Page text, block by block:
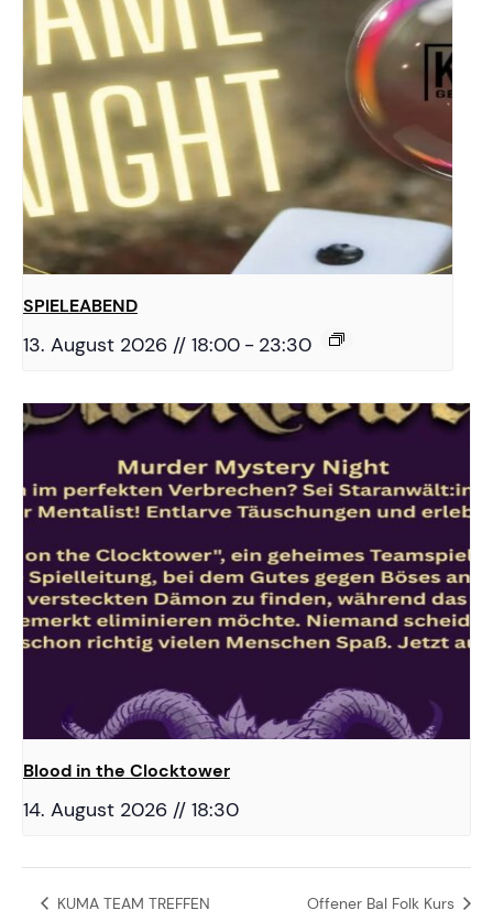
SPIELEABEND
13. August 2026 // 18:00 - 23:30
Blood in the Clocktower
14. August 2026 // 18:30
KUMA TEAM TREFFEN Offener Bal Folk Kurs